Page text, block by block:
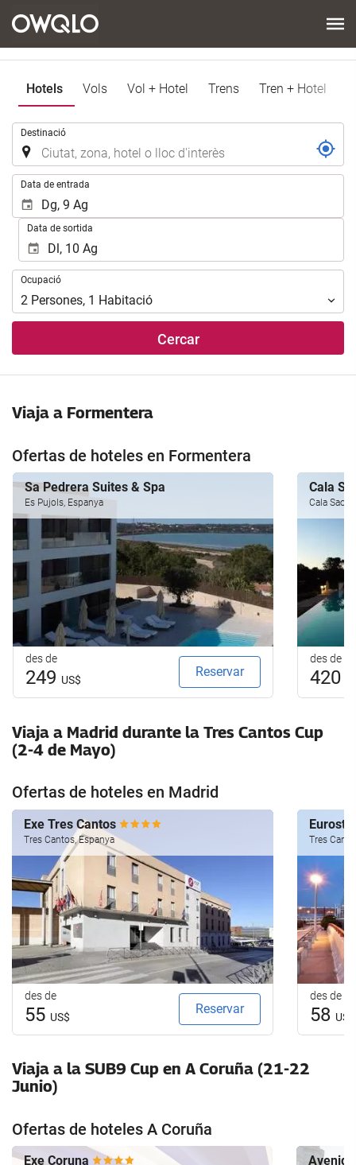
Hotels Vols Vol + Hotel Trens Tren + Hotel
Destinació
Data de entrada
Data de sortida
Ocupació
Ocupació
2 Persones, 1 Habitació
Cercar
Viaja a Formentera
Ofertas de hoteles en Formentera
Sa Pedrera Suites & Spa
Es Pujols, Espanya
des de
249 US$
Reservar
Cala
Cala
des de
420
Viaja a Madrid durante la Tres Cantos Cup
(2-4 de Mayo)
Ofertas de hoteles en Madrid
Exe Tres Cantos
Tres Cantos, Espanya
des de
55 US$
Reservar
Tres
des de
58 US$
Viaja a la SUB9 Cup en A Coruña (21-22
Junio)
Ofertas de hoteles A Coruña
Exe Coruna